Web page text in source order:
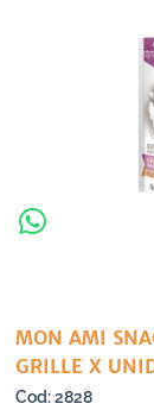
MON AMI
GRILLE X
2828